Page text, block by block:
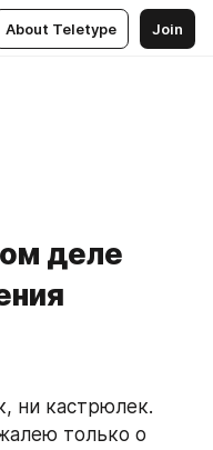
About Teletype Join
деле
ни кастрюлек.
только о